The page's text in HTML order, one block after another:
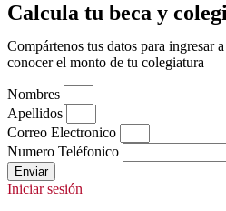
Calcula tu beca y
Compártenos tus datos para ingresar
conocer el monto de tu colegiatura
Nombres
Apellidos
Correo Electronico
Numero Teléfonico
Enviar
Iniciar sesión